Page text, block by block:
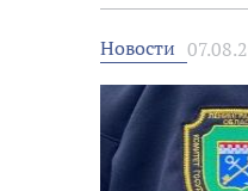
Новости